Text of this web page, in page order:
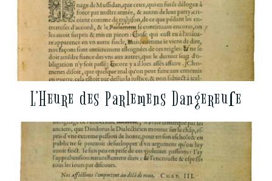
L’Heure des Parlemens Dangereuſe